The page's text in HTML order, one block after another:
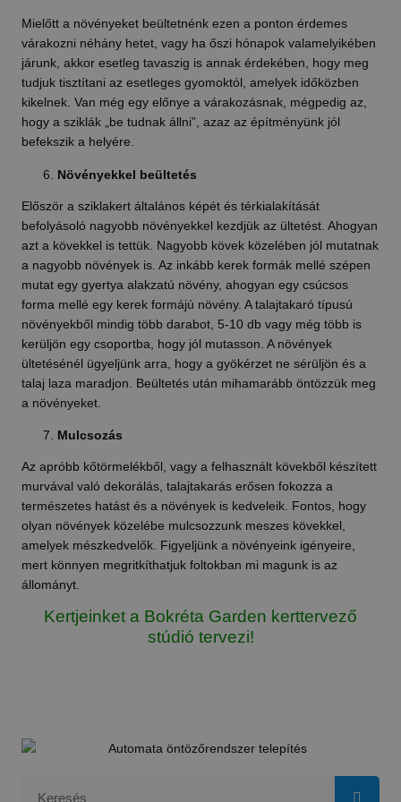
Mielőtt a növényeket beültetnénk ezen a ponton érdemes
várakozni néhány hetet, vagy ha őszi hónapok valamelyikében
járunk, akkor esetleg tavaszig is annak érdekében, hogy meg
tudjuk tisztítani az esetleges gyomoktól, amelyek időközben
kikelnek. Van még egy előnye a várakozásnak, mégpedig az,
hogy a sziklák „be tudnak állni”, azaz az építményünk jól
befekszik a helyére.
Növényekkel beültetés
Először a sziklakert általános képét és térkialakítását
befolyásoló nagyobb növényekkel kezdjük az ültetést. Ahogyan
azt a kövekkel is tettük. Nagyobb kövek közelében jól mutatnak
a nagyobb növények is. Az inkább kerek formák mellé szépen
mutat egy gyertya alakzatú növény, ahogyan egy csúcsos
forma mellé egy kerek formájú növény. A talajtakaró típusú
növényekből mindig több darabot, 5-10 db vagy még több is
kerüljön egy csoportba, hogy jól mutasson. A növények
ültetésénél ügyeljünk arra, hogy a gyökérzet ne sérüljön és a
talaj laza maradjon. Beültetés után mihamarább öntözzük meg
a növényeket.
Mulcsozás
Az apróbb kőtörmelékből, vagy a felhasznált kövekből készített
murvával való dekorálás, talajtakarás erősen fokozza a
természetes hatást és a növények is kedveleik. Fontos, hogy
olyan növények közelébe mulcsozzunk meszes kövekkel,
amelyek mészkedvelők. Figyeljünk a növényeink igényeire,
mert könnyen megritkíthatjuk foltokban mi magunk is az
állományt.
Kertjeinket a Bokréta Garden kerttervező
stúdió tervezi!